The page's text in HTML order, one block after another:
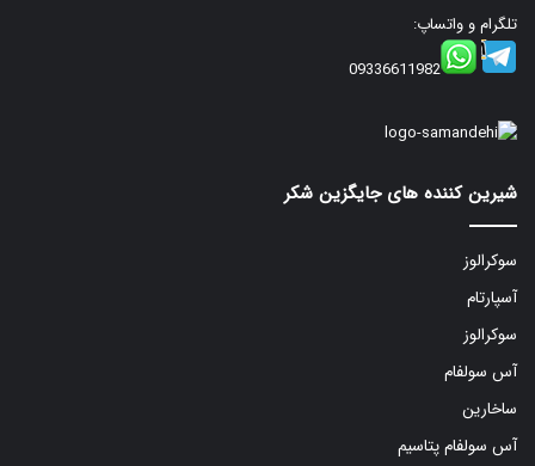
تلگرام و واتساپ:
09336611982
شیرین کننده های جایگزین شکر
سوکرالوز
آسپارتام
سوکرالوز
آس سولفام
ساخارین
آس سولفام پتاسیم